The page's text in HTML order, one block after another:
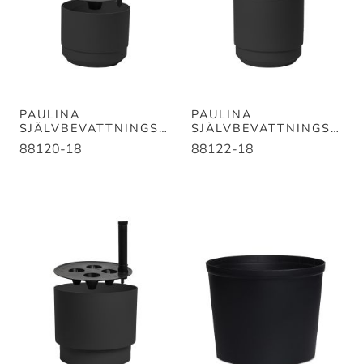
PAULINA
SJÄLVBEVATTNINGSK
RUKA SVART D20*
L17
88120-18
PAULINA
SJÄLVBEVATTNINGSK
RUKA SVART D30*
L30
88122-18